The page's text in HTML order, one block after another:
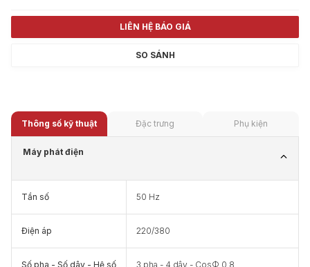
LIÊN HỆ BÁO GIÁ
SO SÁNH
Thông số kỹ thuật Đặc trưng Phụ kiện
Máy phát điện
Tần số 50 Hz
Điện áp 220/380
Số pha - Số dây - Hệ số
3 pha - 4 dây - CosΦ 0.8